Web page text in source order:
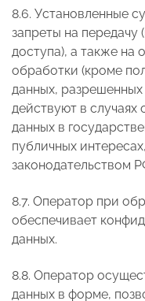
8.6. Установленные
запреты на передачу
доступа), а также на
обработки (кроме
данных,
действуют в
данных в
публичных
законодательством
8.7. Оператор при
обеспечивает
данных.
8.8. Оператор
данных в форме,